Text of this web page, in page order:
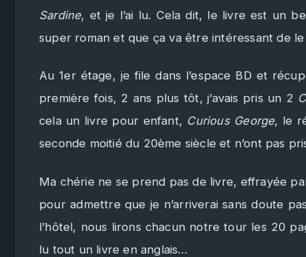
Sardine, et je l’ai lu. Cela dit, le livre est un
super roman et que ça va être intéressant de
Au 1er étage, je file dans l’espace BD et
première fois, 2 ans plus tôt, j’avais pris un 2
cela un livre pour enfant, Curious George, le
seconde moitié du 20ème siècle et n’ont pas
Ma chérie ne se prend pas de livre, effrayée
pour admettre que je n’arriverai sans doute
l’hôtel, nous lirons chacun notre tour les 20
lu tout un livre en anglais…